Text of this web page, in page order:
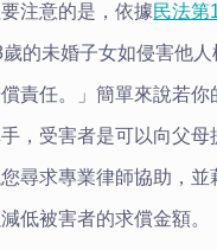
注意的是，依據民法第
歲的未婚子女如侵害他
責任。」簡單來說若你
，受害者是可以向父母
尋求專業律師協助，並
低被害者的求償金額。